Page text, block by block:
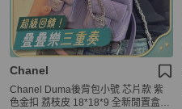
Chanel
Chanel Duma後背包小號 芯片款 紫
色金扣 荔枝皮 18*18*9 全新閒置盒子